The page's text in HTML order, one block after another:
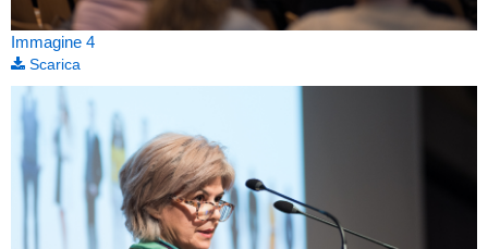
Immagine 4
Scarica